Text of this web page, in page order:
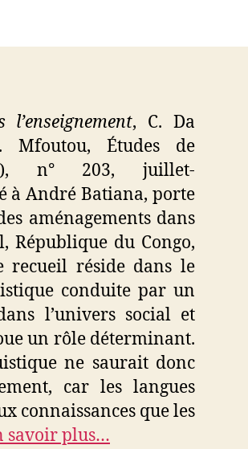
, C. Da
Mfoutou, Études de
n° 203, juillet-
à André Batiana, porte
aménagements dans
République du Congo,
recueil réside dans le
conduite par un
l’univers social et
un rôle déterminant.
ne saurait donc
car les langues
connaissances que les
savoir plus…